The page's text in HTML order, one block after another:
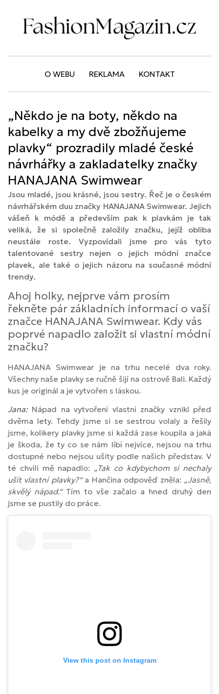
O WEBU REKLAMA KONTAKT
„Někdo je na boty, někdo na
kabelky a my dvě zbožňujeme
plavky“ prozradily mladé české
návrhářky a zakladatelky značky
HANAJANA Swimwear
Jsou mladé, jsou krásné, jsou sestry. Řeč je o českém
návrhářském duu značky HANAJANA Swimwear. Jejich
vášeň k módě a především pak k plavkám je tak
veliká, že si společně založily značku, jejíž obliba
neustále roste. Vyzpovídali jsme pro vás tyto
talentované sestry nejen o jejich módní značce
plavek, ale také o jejich názoru na současné módní
trendy.
Ahoj holky, nejprve vám prosím
řekněte pár základních informací o vaší
značce HANAJANA Swimwear. Kdy vás
poprvé napadlo založit si vlastní módní
značku?
HANAJANA Swimwear je na trhu necelé dva roky.
Všechny naše plavky se ručně šijí na ostrově Bali. Každý
kus je originál a je vytvořen s láskou.
Jana:Nápad na vytvoření vlastní značky vznikl před
dvěma lety. Tehdy jsme si se sestrou volaly a řešily
jsme, kolikery plavky jsme si každá zase koupila a jaká
je škoda, že ty co se nám líbí nejvíce, nejsou na trhu
dostupné nebo nejsou ušity podle našich představ. V
té chvíli mě napadlo: „Tak co kdybychom si nechaly
ušít vlastní plavky?“a Hančina odpověď zněla: „Jasně,
skvělý nápad.“Tím to vše začalo a hned druhý den
jsme se pustily do práce.
View this post on Instagram